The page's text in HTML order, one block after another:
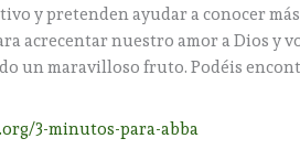
y pretenden ayudar a conocer
acrecentar nuestro amor a Dios y
un maravilloso fruto. Podéis
3-minutos-para-abba